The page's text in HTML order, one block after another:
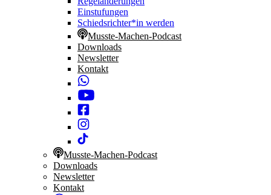
Einstufungen
Schiedsrichter*in werden
Musste-Machen-Podcast
Downloads
Newsletter
Kontakt
Musste-Machen-Podcast
Downloads
Newsletter
Kontakt